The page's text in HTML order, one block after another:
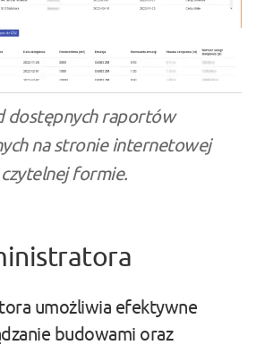
dostępnych raportów
na stronie internetowej
formie.
umożliwia efektywne
budowami oraz